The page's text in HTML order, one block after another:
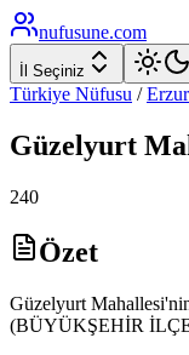
nufusune.com
İl Seçiniz
Türkiye Nüfusu /
Güzelyurt
240
Özet
Güzelyurt
(BÜYÜKŞEHİR